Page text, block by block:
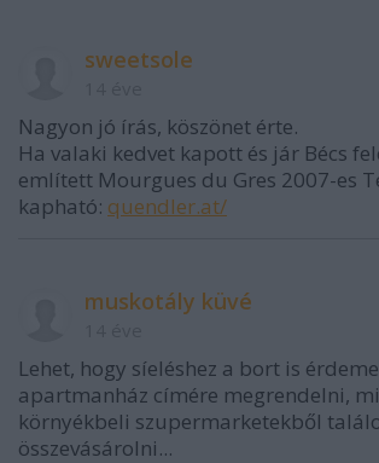
sweetsole
Nagyon jó írás, köszönet érte.
Ha valaki kedvet kapott és jár Bécs
említett Mourgues du Gres 2007-es
kapható: quendler.at/
muskotály küvé
Lehet, hogy síeléshez a bort is
apartmanház címére megrendelni,
környékbeli szupermarketekből
összevásárolni...